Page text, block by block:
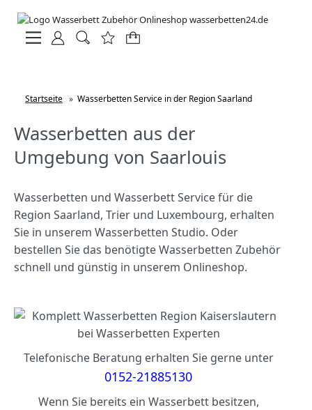
Startseite » Wasserbetten Service in der Region Saarland
Wasserbetten aus der
Umgebung von Saarlouis
Wasserbetten und Wasserbett Service für die
Region Saarland, Trier und Luxembourg, erhalten
Sie in unserem Wasserbetten Studio. Oder
bestellen Sie das benötigte Wasserbetten Zubehör
schnell und günstig in unserem Onlineshop.
Telefonische Beratung erhalten Sie gerne unter
0152-21885130
Wenn Sie bereits ein Wasserbett besitzen,